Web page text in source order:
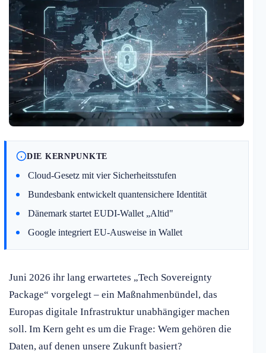
DIE KERNPUNKTE
Cloud-Gesetz mit vier Sicherheitsstufen
Bundesbank entwickelt quantensichere Identität
Dänemark startet EUDI-Wallet „Altid"
Google integriert EU-Ausweise in Wallet
Juni 2026 ihr lang erwartetes „Tech Sovereignty
Package“ vorgelegt – ein Maßnahmenbündel, das
Europas digitale Infrastruktur unabhängiger machen
soll. Im Kern geht es um die Frage: Wem gehören die
Daten, auf denen unsere Zukunft basiert?